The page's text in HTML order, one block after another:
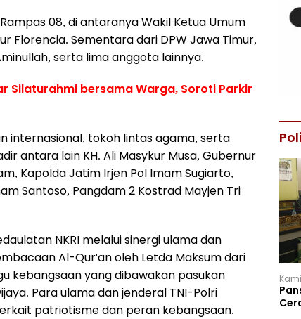
08, di antaranya Wakil Ketua Umum
Florencia. Sementara dari DPW Jawa Timur,
serta lima anggota lainnya.
Silaturahmi bersama Warga, Soroti Parkir
internasional, tokoh lintas agama, serta
antara lain KH. Ali Masykur Musa, Gubernur
Kapolda Jatim Irjen Pol Imam Sugiarto,
Santoso, Pangdam 2 Kostrad Mayjen Tri
NKRI melalui sinergi ulama dan
Al-Qur'an oleh Letda Maksum dari
kebangsaan yang dibawakan pasukan
Para ulama dan jenderal TNI-Polri
patriotisme dan peran kebangsaan.